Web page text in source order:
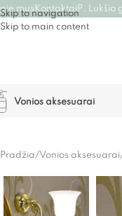
Skip to navigation
Skip to main content
mus Kontaktai P. Lukšio
Vonios aksesuarai
Pradžia/Vonios aksesuarai